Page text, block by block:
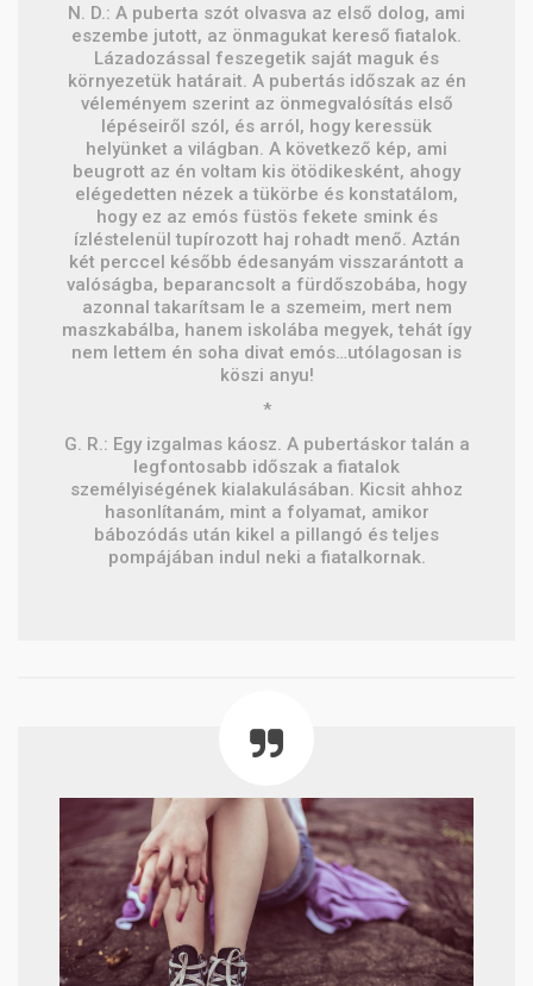
N. D.: A puberta szót olvasva az első dolog, ami
eszembe jutott, az önmagukat kereső fiatalok.
Lázadozással feszegetik saját maguk és
környezetük határait. A pubertás időszak az én
véleményem szerint az önmegvalósítás első
lépéseiről szól, és arról, hogy keressük
helyünket a világban. A következő kép, ami
beugrott az én voltam kis ötödikesként, ahogy
elégedetten nézek a tükörbe és konstatálom,
hogy ez az emós füstös fekete smink és
ízléstelenül tupírozott haj rohadt menő. Aztán
két perccel később édesanyám visszarántott a
valóságba, beparancsolt a fürdőszobába, hogy
azonnal takarítsam le a szemeim, mert nem
maszkabálba, hanem iskolába megyek, tehát így
nem lettem én soha divat emós…utólagosan is
köszi anyu!
*
G. R.: Egy izgalmas káosz. A pubertáskor talán a
legfontosabb időszak a fiatalok
személyiségének kialakulásában. Kicsit ahhoz
hasonlítanám, mint a folyamat, amikor
bábozódás után kikel a pillangó és teljes
pompájában indul neki a fiatalkornak.